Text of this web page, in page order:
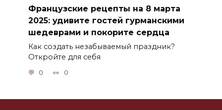
Французские рецепты на 8 марта
2025: удивите гостей гурманскими
шедеврами и покорите сердца
Как создать незабываемый праздник?
Откройте для себя
0 0